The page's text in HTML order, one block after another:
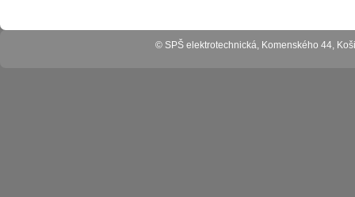
© SPŠ elektrotechnická, Komenského 44,